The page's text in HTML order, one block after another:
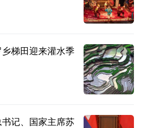
梯田迎来灌水季
记、国家主席苏